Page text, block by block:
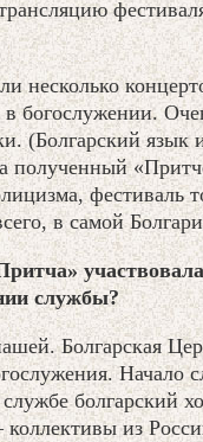
несколько
в богослужении.
(Болгарский язык
полученный
фестиваль
в самой
службы?
Болгарская
Начало
болгарский
из